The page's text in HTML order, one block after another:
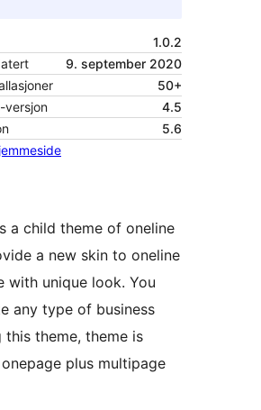
1.0.2
9. september 2020
50+
versjon
4.5
5.6
a child theme of oneline
a new skin to oneline
with unique look. You
any type of business
this theme, theme is
plus multipage